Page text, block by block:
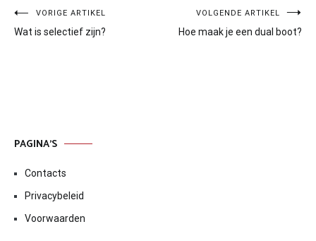
Bericht
navigatie
VORIGE ARTIKEL
Wat is selectief zijn?
VOLGENDE ARTIKEL
Hoe maak je een dual boot?
PAGINA’S
Contacts
Privacybeleid
Voorwaarden